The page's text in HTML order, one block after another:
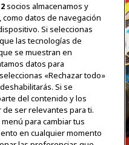
2socios almacenamos y
datos de navegación
Si seleccionas
las tecnologías de
se muestran en
datos para
«Rechazar todo»
Si se
del contenido y los
ser relevantes para ti.
para cambiar tus
en cualquier momento